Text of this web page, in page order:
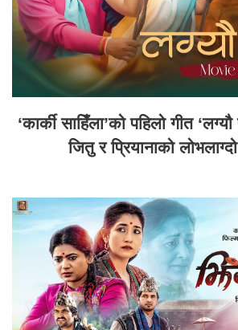
‘कार्की साहिँला’को पहिलो गीत
जितु र प्रियानाको